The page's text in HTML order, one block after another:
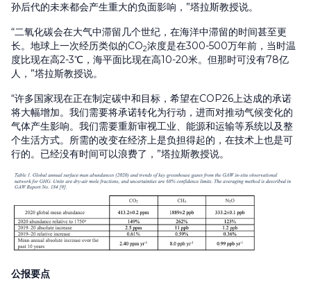
孙后代的未来都会产生重大的负面影响，”塔拉斯教授说。
“二氧化碳会在大气中滞留几个世纪，在海洋中滞留的时间甚至更
长。地球上一次经历类似的CO2浓度是在300-500万年前，当时温
度比现在高2-3℃，海平面比现在高10-20米。但那时可没有78亿
人，”塔拉斯教授说。
“许多国家现在正在制定碳中和目标，希望在COP26上达成的承诺
将大幅增加。我们需要将承诺转化为行动，进而对推动气候变化的
气体产生影响。我们需要重新审视工业、能源和运输等系统以及整
个生活方式。所需的改变在经济上是负担得起的，在技术上也是可
行的。已经没有时间可以浪费了，”塔拉斯教授说。
公报要点